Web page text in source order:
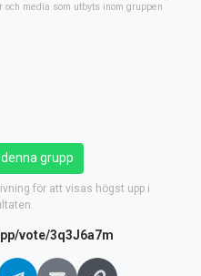
media som utbyts inom gruppen
grupp
för att visas högst upp i
vote/3q3J6a7m